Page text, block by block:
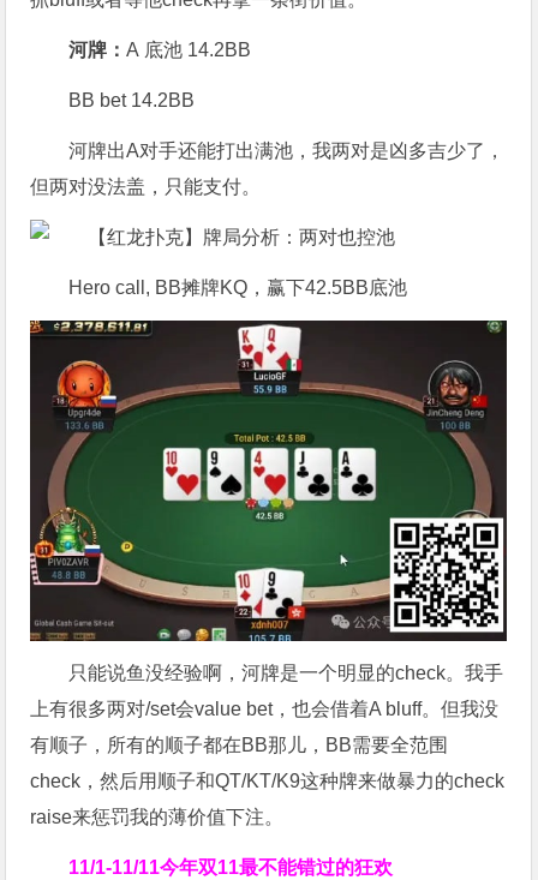
河牌：A 底池 14.2BB
BB bet 14.2BB
河牌出A对手还能打出满池，我两对是凶多吉少了，
但两对没法盖，只能支付。
Hero call, BB摊牌KQ，赢下42.5BB底池
只能说鱼没经验啊，河牌是一个明显的check。我手
上有很多两对/set会value bet，也会借着A bluff。但我没
有顺子，所有的顺子都在BB那儿，BB需要全范围
check，然后用顺子和QT/KT/K9这种牌来做暴力的check
raise来惩罚我的薄价值下注。
11/1-11/11今年双11最不能错过的狂欢